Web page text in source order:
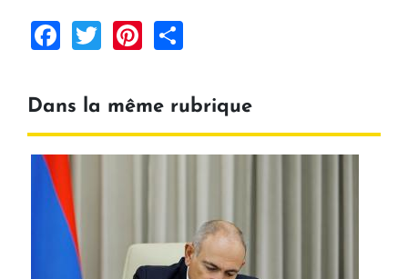
Facebook
TwitterPinterest
Dans la même rubrique